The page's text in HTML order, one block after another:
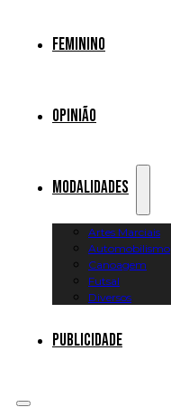
Feminino
Opinião
Modalidades
Artes Marciais
Automobilismo
Canoagem
Futsal
Diversos
Publicidade